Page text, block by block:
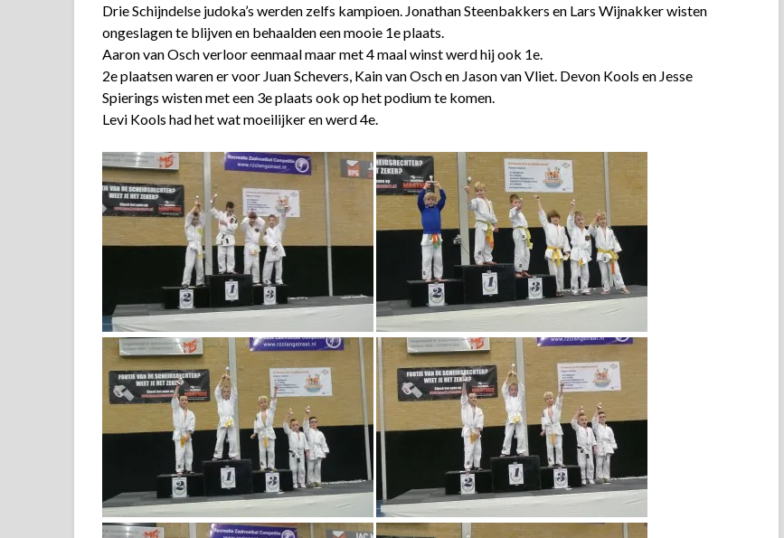
Drie Schijndelse judoka’s werden zelfs kampioen. Jonathan Steenbakkers en Lars Wijnakker wisten
ongeslagen te blijven en behaalden een mooie 1e plaats.
Aaron van Osch verloor eenmaal maar met 4 maal winst werd hij ook 1e.
2e plaatsen waren er voor Juan Schevers, Kain van Osch en Jason van Vliet. Devon Kools en Jesse
Spierings wisten met een 3e plaats ook op het podium te komen.
Levi Kools had het wat moeilijker en werd 4e.